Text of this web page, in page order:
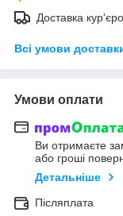
Доставка
Всі умови
Умови оплати
Ви отримаєте
або гроші
Детальніше
Післяплата